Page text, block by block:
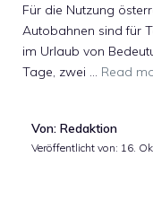
Für die Nutzung
Autobahnen sind für
im Urlaub von
Tage, zwei … Read
Von: Redaktion
Veröffentlicht von: 16.